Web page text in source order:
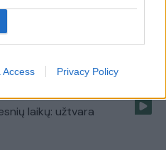
Access Privacy Policy
laikų: užtvara